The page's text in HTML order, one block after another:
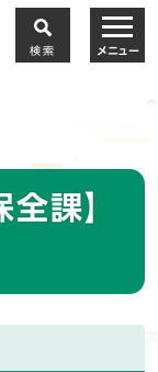
検索 メニュー
全課】